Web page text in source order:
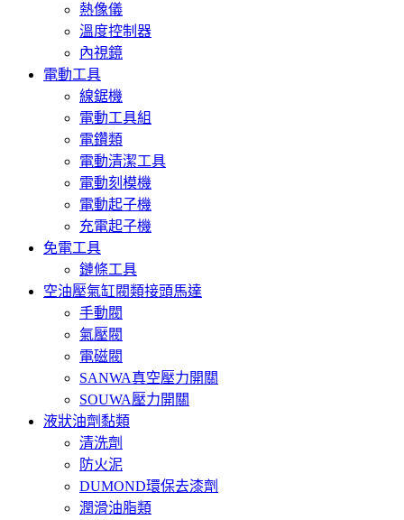
熱像儀
溫度控制器
內視鏡
電動工具
線鋸機
電動工具組
電鑽類
電動清潔工具
電動刻模機
電動起子機
充電起子機
免電工具
鏈條工具
空油壓氣缸閥類接頭馬達
手動閥
氣壓閥
電磁閥
SANWA真空壓力開關
SOUWA壓力開關
液狀油劑黏類
清洗劑
防火泥
DUMOND環保去漆劑
潤滑油脂類